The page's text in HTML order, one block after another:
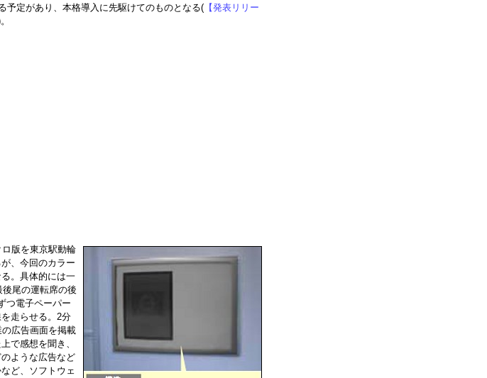
予定があり、本格導入に先駆けてのものとなる( 【発表リリー
版を東京駅動輪
、今回のカラー
。具体的には一
尾の運転席の後
つ電子ペーパー
走らせる。2分
広告画面を掲載
で感想を聞き、
ような広告など
ど、ソフトウェ